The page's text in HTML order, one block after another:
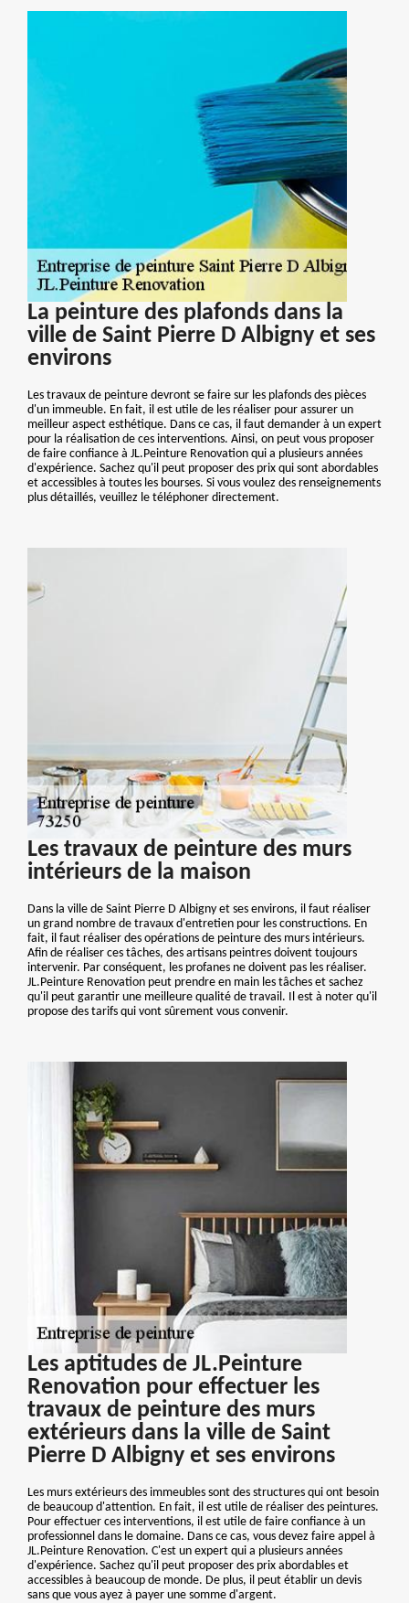
La peinture des plafonds dans la
ville de Saint Pierre D Albigny et ses
environs
Les travaux de peinture devront se faire sur les plafonds des pièces
d'un immeuble. En fait, il est utile de les réaliser pour assurer un
meilleur aspect esthétique. Dans ce cas, il faut demander à un expert
pour la réalisation de ces interventions. Ainsi, on peut vous proposer
de faire confiance à JL.Peinture Renovation qui a plusieurs années
d'expérience. Sachez qu'il peut proposer des prix qui sont abordables
et accessibles à toutes les bourses. Si vous voulez des renseignements
plus détaillés, veuillez le téléphoner directement.
Les travaux de peinture des murs
intérieurs de la maison
Dans la ville de Saint Pierre D Albigny et ses environs, il faut réaliser
un grand nombre de travaux d'entretien pour les constructions. En
fait, il faut réaliser des opérations de peinture des murs intérieurs.
Afin de réaliser ces tâches, des artisans peintres doivent toujours
intervenir. Par conséquent, les profanes ne doivent pas les réaliser.
JL.Peinture Renovation peut prendre en main les tâches et sachez
qu'il peut garantir une meilleure qualité de travail. Il est à noter qu'il
propose des tarifs qui vont sûrement vous convenir.
Les aptitudes de JL.Peinture
Renovation pour effectuer les
travaux de peinture des murs
extérieurs dans la ville de Saint
Pierre D Albigny et ses environs
Les murs extérieurs des immeubles sont des structures qui ont besoin
de beaucoup d'attention. En fait, il est utile de réaliser des peintures.
Pour effectuer ces interventions, il est utile de faire confiance à un
professionnel dans le domaine. Dans ce cas, vous devez faire appel à
JL.Peinture Renovation. C'est un expert qui a plusieurs années
d'expérience. Sachez qu'il peut proposer des prix abordables et
accessibles à beaucoup de monde. De plus, il peut établir un devis
sans que vous ayez à payer une somme d'argent.